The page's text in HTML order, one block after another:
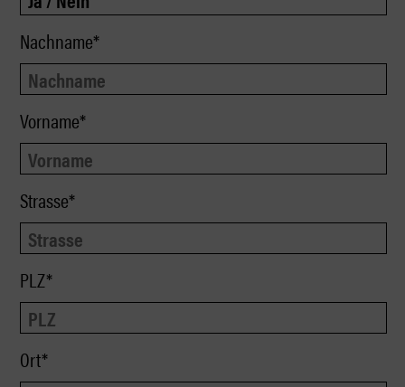
Nachname*
Vorname*
Strasse*
PLZ*
Ort*